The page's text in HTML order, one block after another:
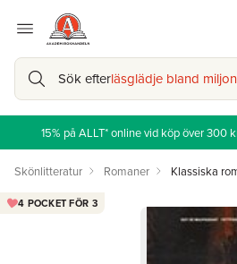
Sök efterläsglädje bland
15% på ALLT* online vid köp över 300
Skönlitteratur Romaner Klassiska
4 POCKET FÖR 3